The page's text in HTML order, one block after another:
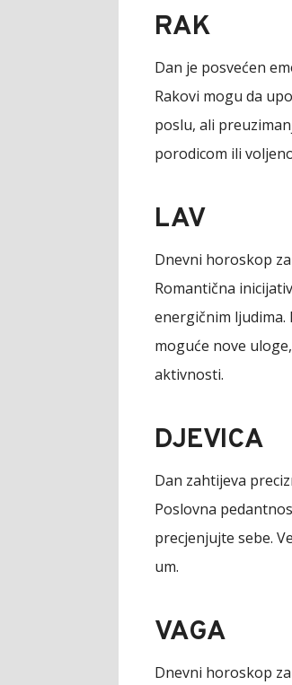
RAK
Dan je posvećen
Rakovi mogu da
poslu, ali
porodicom ili
LAV
Dnevni horoskop
Romantična
energičnim
moguće nove
aktivnosti.
DJEVICA
Dan zahtijeva
Poslovna
precjenjujte sebe.
um.
VAGA
Dnevni horoskop